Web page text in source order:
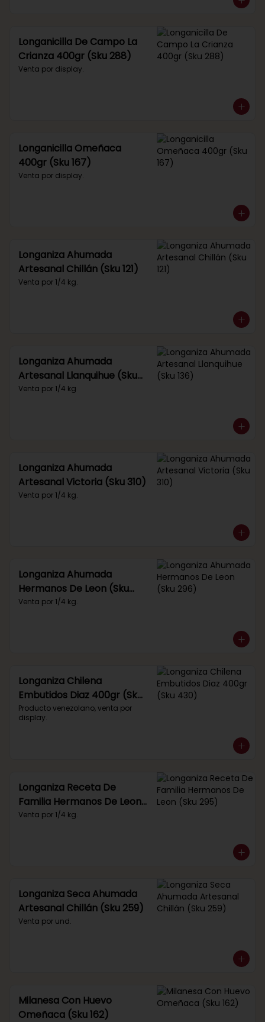
Longanicilla De Campo La
Crianza 400gr (Sku 288)
Venta por display.
Longanicilla Omeñaca
400gr (Sku 167)
Venta por display.
Longaniza Ahumada
Artesanal Chillán (Sku 121)
Venta por 1/4 kg.
Longaniza Ahumada
Artesanal Llanquihue (Sku
136)
Venta por 1/4 kg
Longaniza Ahumada
Artesanal Victoria (Sku 310)
Venta por 1/4 kg.
Longaniza Ahumada
Hermanos De Leon (Sku
296)
Venta por 1/4 kg.
Longaniza Chilena
Embutidos Diaz 400gr (Sku
430)
Producto venezolano, venta por
display.
Longaniza Receta De
Familia Hermanos De Leon
(Sku 295)
Venta por 1/4 kg.
Longaniza Seca Ahumada
Artesanal Chillán (Sku 259)
Venta por und.
Milanesa Con Huevo
Omeñaca (Sku 162)